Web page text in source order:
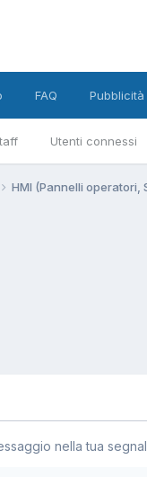
Utenti connessi
FAQ Pubblicità
HMI (Pannelli operatori,
nella tua